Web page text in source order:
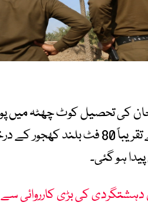
تحصیل کوٹ چھٹہ میں
گرفتاری سے بچنے کے لیے
ہو گئی۔
کی بڑی کارروائی سے